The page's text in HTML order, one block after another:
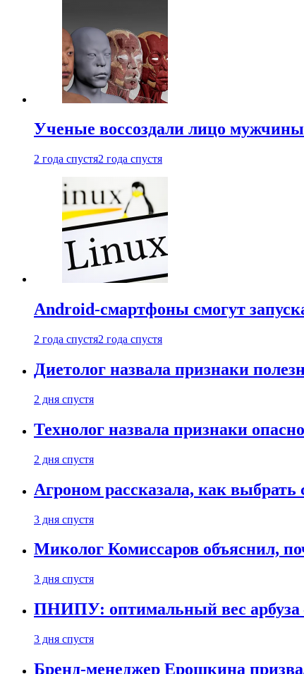
Ученые воссоздали лицо
2 года спустя2 года спустя
Android-смартфоны смогут
2 года спустя2 года спустя
Диетолог назвала признаки
2 дня спустя
Технолог назвала признаки
2 дня спустя
Агроном рассказала, как
3 дня спустя
Миколог Комиссаров объяснил,
3 дня спустя
ПНИПУ: оптимальный вес арбуза
3 дня спустя
Бренд-менеджер Ерошкина